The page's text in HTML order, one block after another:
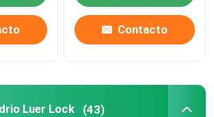
Contacto
Luer Lock (43)